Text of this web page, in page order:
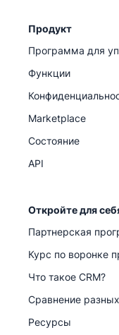
Продукт
Программа для
Функции
Marketplace
Состояние
API
Откройте для
Партнерская
Курс по воронке
Что такое CRM?
Сравнение
Ресурсы